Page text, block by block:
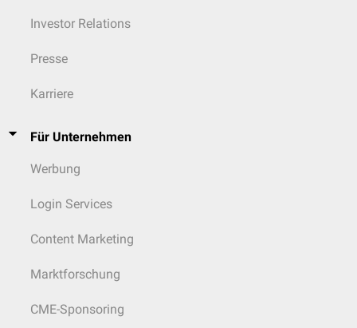
Investor Relations
Presse
Karriere
Für Unternehmen
Werbung
Login Services
Content Marketing
Marktforschung
CME-Sponsoring